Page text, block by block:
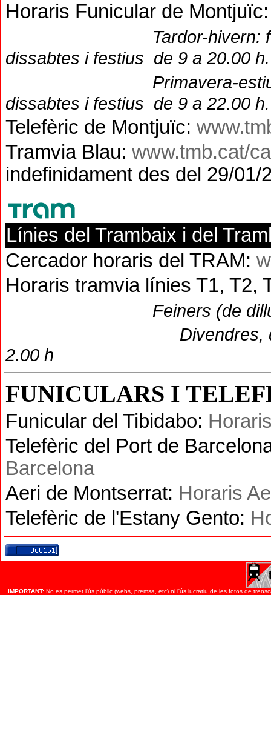
Horaris Funicular de Montjuïc:
Tardor-hivern:
dissabtes i festius de 9 a 20.00 h
Primavera-
dissabtes i festius de 9 a 22.00
Telefèric de Montjuïc:
Tramvia Blau: www.tmb.cat/
indefinidament des del 29/01/
Línies del Trambaix i del
Cercador horaris del TRAM:
Horaris tramvia línies T1, T2,
Feiners (de
Divendres,
2.00 h
FUNICULARS I
Funicular del Tibidabo:
Telefèric del Port de
Barcelona
Aeri de Montserrat: Horaris
Telefèric de l'Estany Gento:
IMPORTANT: No es permet l'ús públic (webs, premsa, etc) ni l'ús lucratiu de les fotos de